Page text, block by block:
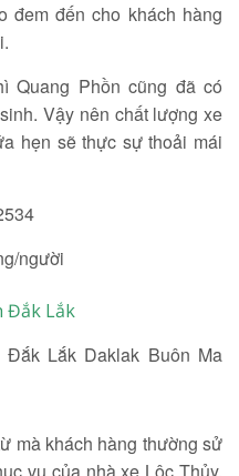
đem đến cho khách hàng
Quang Phồn cũng đã có
Vậy nên chất lượng xe
hẹn sẽ thực sự thoải mái
người
Đắk Lắk
mà khách hàng thường sử